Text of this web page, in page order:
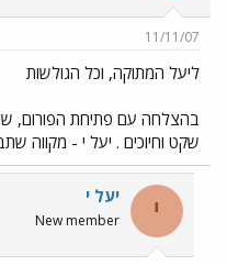
ש
א
ר
11/11/07
ליעל המתוקה, וכל הגולשות
בהצלחה עם פתיחת הפורום,
שקט וחיוכים . יעל י - מקווה
י יעל י
New member